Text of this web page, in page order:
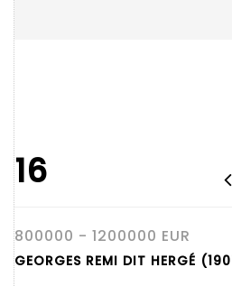
16
800000 - 1200000 EUR
GEORGES REMI DIT HERGÉ